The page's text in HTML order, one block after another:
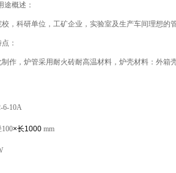
途概述：
，科研单位，工矿企业，实验室及生产车间理想的管
：
作， 炉管采用耐火砖耐高温材料，炉壳材料：外箱
6-10A
100×长1000 mm